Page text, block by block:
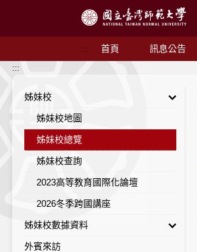
::: 首頁 訊息公告
:::
姊妹校
姊妹校地圖
姊妹校總覽
姊妹校查詢
2023高等教育國際化論壇
2026冬季跨國講座
姊妹校數據資料
姊妹校統計一覽
外賓來訪